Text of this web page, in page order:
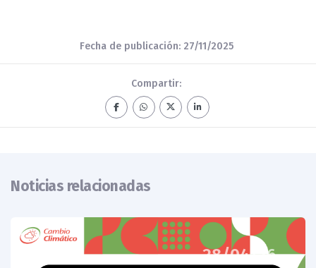
Fecha de publicación: 27/11/2025
Compartir:
Noticias relacionadas
28/04/26